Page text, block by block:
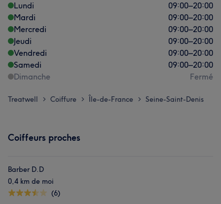
Lundi
09:00–20:00
Mardi
09:00–20:00
Mercredi
09:00–20:00
Jeudi
09:00–20:00
Vendredi
09:00–20:00
Samedi
09:00–20:00
Dimanche
Fermé
Treatwell > Coiffure > Île-de-France > Seine-Saint-Denis
Coiffeurs proches
Barber D.D
0,4 km de moi
(6)